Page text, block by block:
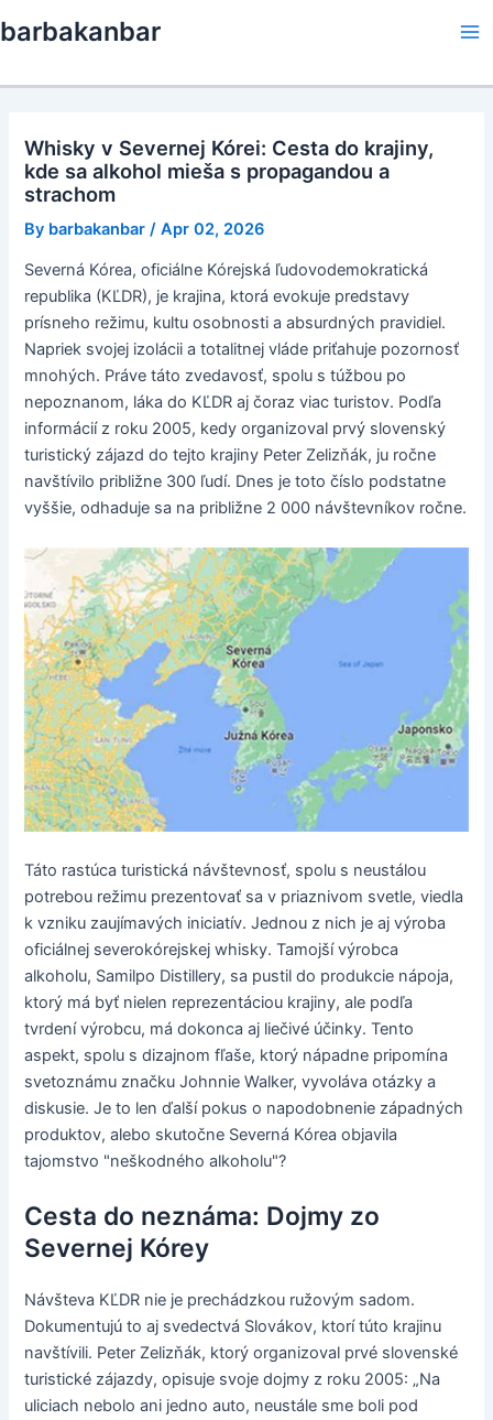
to
barbakanbar
Whisky v Severnej Kórei: Cesta do krajiny,
kde sa alkohol mieša s propagandou a
strachom
By barbakanbar /Apr 02, 2026
Severná Kórea, oficiálne Kórejská ľudovodemokratická
republika (KĽDR), je krajina, ktorá evokuje predstavy
prísneho režimu, kultu osobnosti a absurdných pravidiel.
Napriek svojej izolácii a totalitnej vláde priťahuje pozornosť
mnohých. Práve táto zvedavosť, spolu s túžbou po
nepoznanom, láka do KĽDR aj čoraz viac turistov. Podľa
informácií z roku 2005, kedy organizoval prvý slovenský
turistický zájazd do tejto krajiny Peter Zelizňák, ju ročne
navštívilo približne 300 ľudí. Dnes je toto číslo podstatne
vyššie, odhaduje sa na približne 2 000 návštevníkov ročne.
Táto rastúca turistická návštevnosť, spolu s neustálou
potrebou režimu prezentovať sa v priaznivom svetle, viedla
k vzniku zaujímavých iniciatív. Jednou z nich je aj výroba
oficiálnej severokórejskej whisky. Tamojší výrobca
alkoholu, Samilpo Distillery, sa pustil do produkcie nápoja,
ktorý má byť nielen reprezentáciou krajiny, ale podľa
tvrdení výrobcu, má dokonca aj liečivé účinky. Tento
aspekt, spolu s dizajnom fľaše, ktorý nápadne pripomína
svetoznámu značku Johnnie Walker, vyvoláva otázky a
diskusie. Je to len ďalší pokus o napodobnenie západných
produktov, alebo skutočne Severná Kórea objavila
tajomstvo "neškodného alkoholu"?
Cesta do neznáma: Dojmy zo
Severnej Kórey
Návšteva KĽDR nie je prechádzkou ružovým sadom.
Dokumentujú to aj svedectvá Slovákov, ktorí túto krajinu
navštívili. Peter Zelizňák, ktorý organizoval prvé slovenské
turistické zájazdy, opisuje svoje dojmy z roku 2005: „Na
uliciach nebolo ani jedno auto, neustále sme boli pod